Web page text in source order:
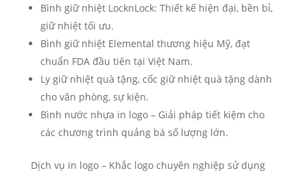
Bình giữ nhiệt LocknLock: Thiết kế hiện đại, bền bỉ,
giữ nhiệt tối ưu.
Bình giữ nhiệt Elemental thương hiệu Mỹ, đạt
chuẩn FDA đầu tiên tại Việt Nam.
Ly giữ nhiệt quà tặng, cốc giữ nhiệt quà tặng dành
cho văn phòng, sự kiện.
Bình nước nhựa in logo – Giải pháp tiết kiệm cho
các chương trình quảng bá số lượng lớn.
Dịch vụ in logo – Khắc logo chuyên nghiệp sử dụng